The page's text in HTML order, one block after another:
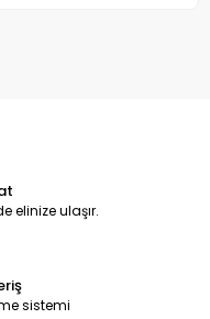
elinize ulaşır.
sistemi